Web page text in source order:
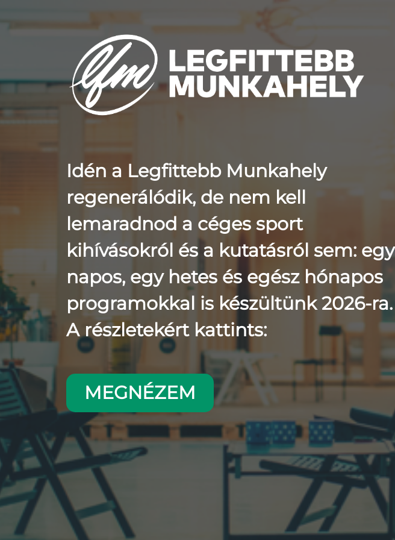
Idén a Legfittebb Munkahely
regenerálódik, de nem kell
lemaradnod a céges sport
kihívásokról és a kutatásról sem: egy
napos, egy hetes és egész hónapos
programokkal is készültünk 2026-ra.
A részletekért kattints:
MEGNÉZEM